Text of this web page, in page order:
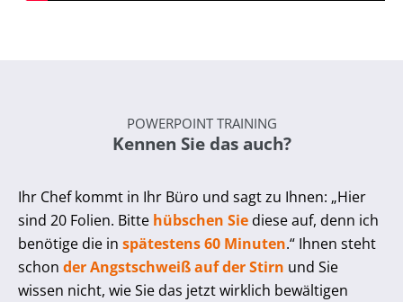
POWERPOINT TRAINING
Kennen Sie das auch?
Ihr Chef kommt in Ihr Büro und sagt zu Ihnen: „Hier
sind 20 Folien. Bitte hübschen Sie diese auf, denn ich
benötige die in spätestens 60 Minuten.“ Ihnen steht
schon der Angstschweiß auf der Stirn und Sie
wissen nicht, wie Sie das jetzt wirklich bewältigen